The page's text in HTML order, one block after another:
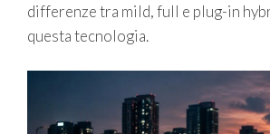
differenze tra mild, full e plug-in
questa tecnologia.